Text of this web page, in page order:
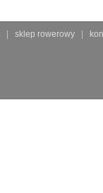
sklep rowerowy